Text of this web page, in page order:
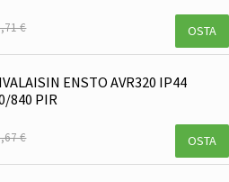
€ OSTA
ENSTO AVR320 IP44
840 PIR
€ OSTA